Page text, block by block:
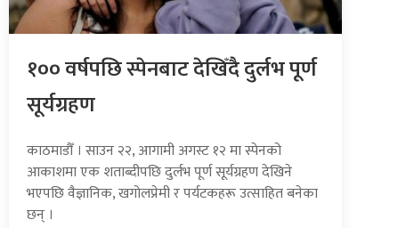
१०० वर्षपछि स्पेनबाट देखिँदै दुर्लभ पूर्ण
सूर्यग्रहण
काठमाडौँ । साउन २२, आगामी अगस्ट १२ मा स्पेनको
आकाशमा एक शताब्दीपछि दुर्लभ पूर्ण सूर्यग्रहण देखिने
भएपछि वैज्ञानिक, खगोलप्रेमी र पर्यटकहरू उत्साहित बनेका
छन् ।